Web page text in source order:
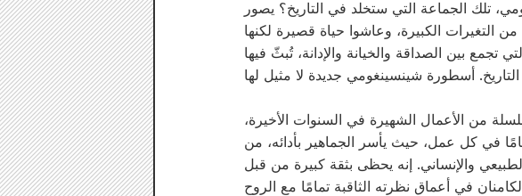
تلك الجماعة التي ستخلد في التاريخ؟ يصور
التغيرات الكبيرة، وعاشوا حياة قصيرة لكنها
بين الصداقة والخيانة والإدانة، تُبثّ فيها
من الأعمال الشهيرة في السنوات الأخيرة،
تمامًا في كل عمل، حيث يأسر الجماهير بأدائه، من
والإنساني. إنه يحظى بثقة كبيرة من قبل
في أعماق نظرته الثاقبة تمامًا مع الروح